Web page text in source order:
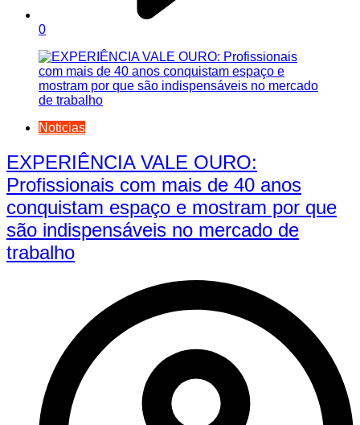
0
Noticias
EXPERIÊNCIA VALE OURO:
Profissionais com mais de 40 anos
conquistam espaço e mostram por que
são indispensáveis no mercado de
trabalho